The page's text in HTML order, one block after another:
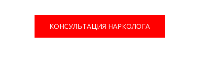
КОНСУЛЬТАЦИЯ НАРКОЛОГА